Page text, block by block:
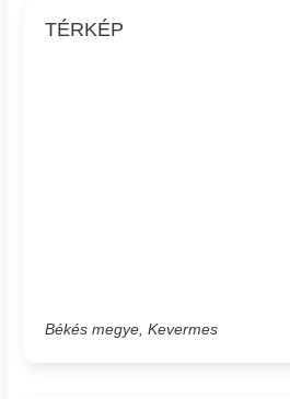
TÉRKÉP
Békés megye, Kevermes